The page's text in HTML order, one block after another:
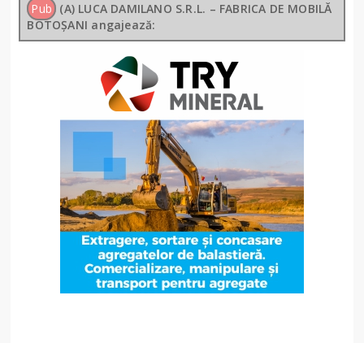
Pub (A) LUCA DAMILANO S.R.L. – FABRICA DE MOBILĂ
BOTOȘANI angajează: